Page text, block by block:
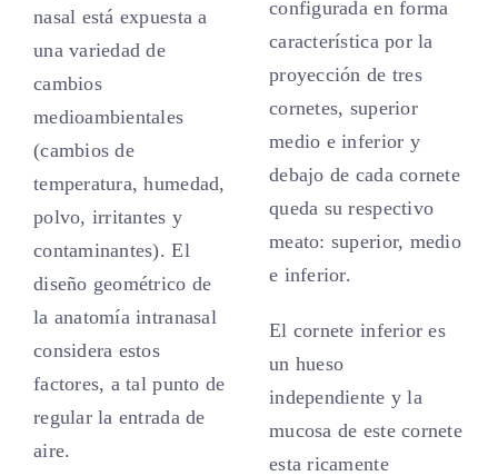
nasal está expuesta a
una variedad de
cambios
medioambientales
(cambios de
temperatura, humedad,
polvo, irritantes y
contaminantes). El
diseño geométrico de
la anatomía intranasal
considera estos
factores, a tal punto de
regular la entrada de
aire.
configurada en forma
característica por la
proyección de tres
cornetes, superior
medio e inferior y
debajo de cada cornete
queda su respectivo
meato: superior, medio
e inferior.
El cornete inferior es
un hueso
independiente y la
mucosa de este cornete
esta ricamente